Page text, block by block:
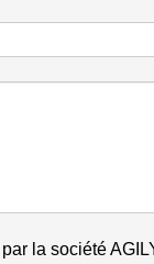
la société